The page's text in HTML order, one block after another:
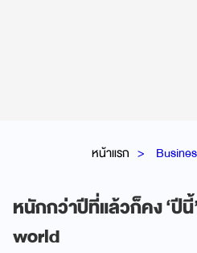
หน้าแรก
หนักกว่าปีที่แล้วก็คง ‘ปี
world